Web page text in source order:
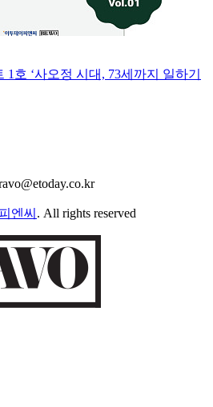
1호 ‘사오정 시대, 73세까지 일하기
엔씨 . All rights reserved